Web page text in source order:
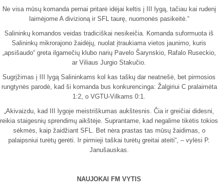
Ne visa mūsų komanda pernai pritarė idėjai keltis į III lygą, tačiau kai rudenį
laimėjome A divizioną ir SFL taurę, nuomonės pasikeitė.“
Salininkų komandos veidas tradiciškai nesikeičia. Komanda suformuota iš
Salininkų mikrorajono žaidėjų, nuolat įtraukiama vietos jaunimo, kuris
„apsišaudo“ greta ilgamečių klubo narių Pavelo Šarynskio, Rafalo Ruseckio,
ar Viliaus Jurgio Stakučio.
Sugrįžimas į III lygą Salininkams kol kas taškų dar neatnešė, bet pirmosios
rungtynės parodė, kad ši komanda bus konkurencinga: Žalgiriui C pralaimėta
1:2, o VGTU-Vilkams 0:1.
„Akivaizdu, kad III lygoje meistriškumas aukštesnis. Čia ir greičiai didesni,
reikia staigesnių sprendimų aikštėje. Suprantame, kad negalime tikėtis tokios
sėkmės, kaip žaidžiant SFL. Bet nėra prastas tas mūsų žaidimas, o
palaipsniui turėtų gerėti. Ir pirmieji taškai turėtų greitai ateiti“, – vylėsi P.
Janušauskas.
NAUJOKAI FM VYTIS